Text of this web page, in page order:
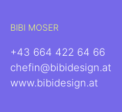
BIBI MOSER
+43 664 422 64 66
chefin@bibidesign.at
www.bibidesign.at